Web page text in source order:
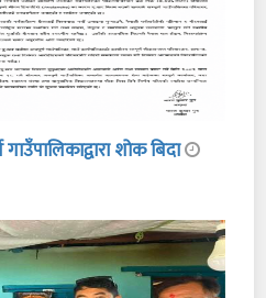
शोक बिदा